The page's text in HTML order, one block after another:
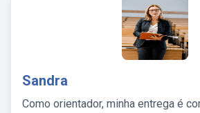
Sandra
Como orientador, minha entrega é